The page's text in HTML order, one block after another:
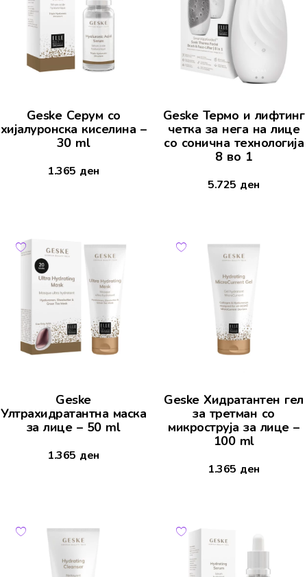
Geske Серум со
хијалуронска киселина –
30 ml
1.365 ден
Geske Термо и лифтинг
четка за нега на лице
со сонична технологија
8 во 1
5.725 ден
Geske
Ултрахидратантна маска
за лице – 50 ml
1.365 ден
Geske Хидратантен гел
за третман со
микроструја за лице –
100 ml
1.365 ден